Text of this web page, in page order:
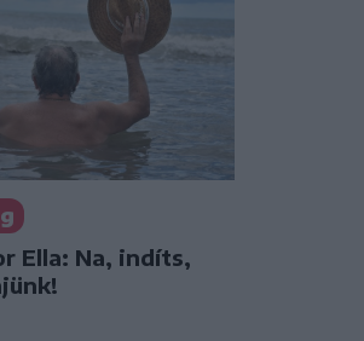
Ella: Na, indíts,